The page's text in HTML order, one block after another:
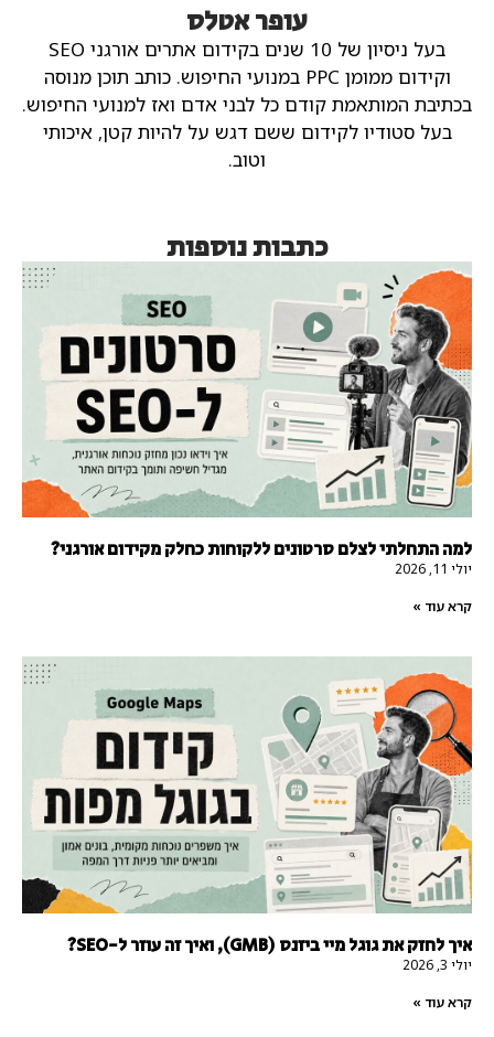
עופר אטלס
בעל ניסיון של 10 שנים בקידום אתרים אורגני SEO
וקידום ממומן PPC במנועי החיפוש.
כותב תוכן מנוסה
בכתיבת המותאמת קודם כל לבני אדם ואז למנועי החיפוש.
בעל סטודיו לקידום ששם דגש על להיות קטן, איכותי
וטוב.
כתבות נוספות
למה התחלתי לצלם סרטונים ללקוחות כחלק מקידום אורגני?
יולי 11, 2026
קרא עוד »
איך לחזק את גוגל מיי ביזנס (GMB), ואיך זה עוזר ל-SEO?
יולי 3, 2026
קרא עוד »